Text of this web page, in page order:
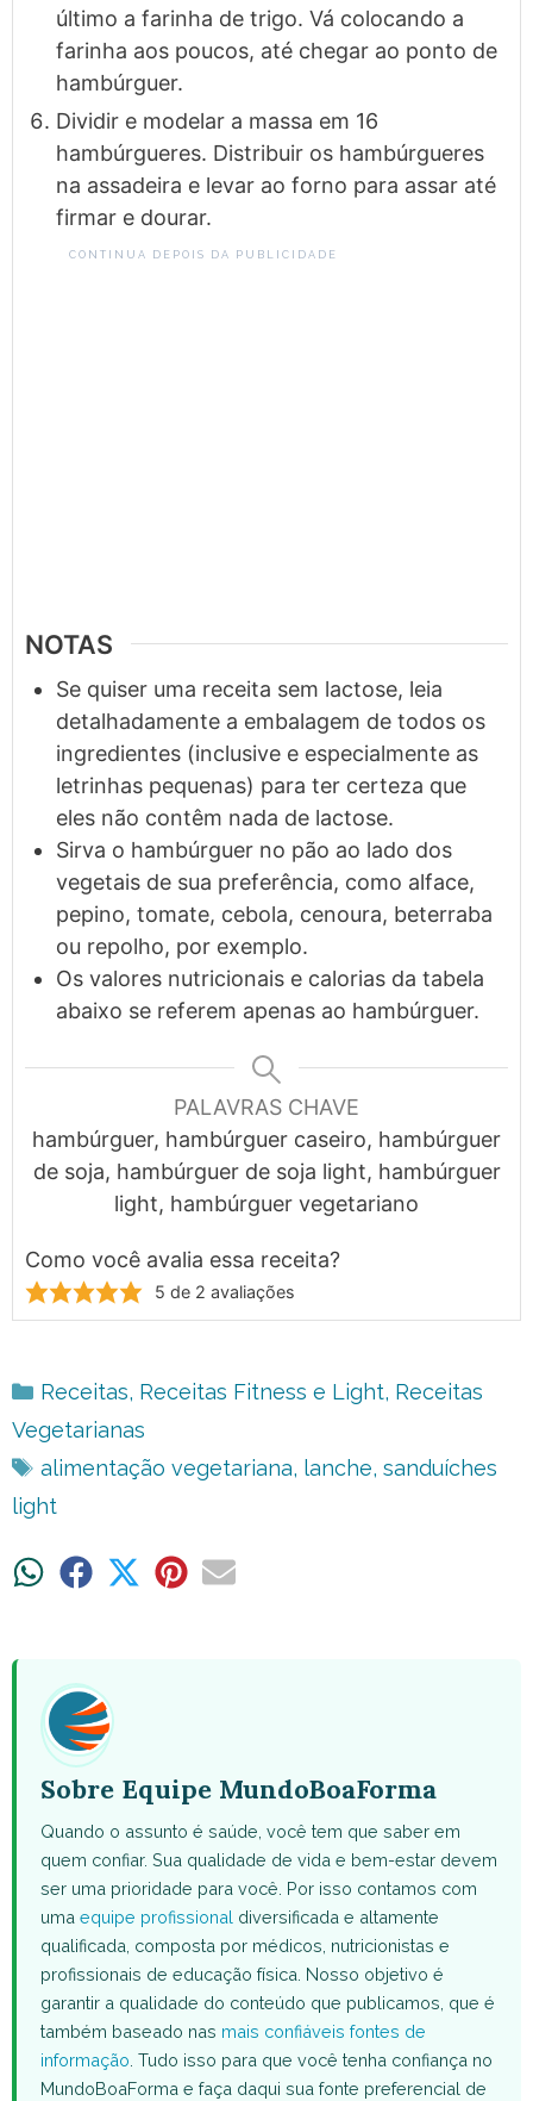
último a farinha de trigo. Vá colocando a
farinha aos poucos, até chegar ao ponto de
hambúrguer.
Dividir e modelar a massa em 16
hambúrgueres. Distribuir os hambúrgueres
na assadeira e levar ao forno para assar até
firmar e dourar.
CONTINUA DEPOIS DA PUBLICIDADE
NOTAS
Se quiser uma receita sem lactose, leia
detalhadamente a embalagem de todos os
ingredientes (inclusive e especialmente as
letrinhas pequenas) para ter certeza que
eles não contêm nada de lactose.
Sirva o hambúrguer no pão ao lado dos
vegetais de sua preferência, como alface,
pepino, tomate, cebola, cenoura, beterraba
ou repolho, por exemplo.
Os valores nutricionais e calorias da tabela
abaixo se referem apenas ao hambúrguer.
PALAVRAS CHAVE
hambúrguer, hambúrguer caseiro, hambúrguer
de soja, hambúrguer de soja light, hambúrguer
light, hambúrguer vegetariano
Como você avalia essa receita?
5 de 2 avaliações
Categorias
Receitas, Receitas Fitness e Light, Receitas
Vegetarianas
Tags
alimentação vegetariana, lanche, sanduíches
light
ShareShare ShareShareShare
Sobre Equipe MundoBoaForma
Quando o assunto é saúde, você tem que saber em
quem confiar. Sua qualidade de vida e bem-estar devem
ser uma prioridade para você. Por isso contamos com
uma equipe profissional diversificada e altamente
qualificada, composta por médicos, nutricionistas e
profissionais de educação física. Nosso objetivo é
garantir a qualidade do conteúdo que publicamos, que é
também baseado nas mais confiáveis fontes de
informação . Tudo isso para que você tenha confiança no
MundoBoaForma e faça daqui sua fonte preferencial de